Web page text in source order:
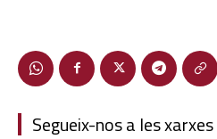
Segueix-nos a les xarxes